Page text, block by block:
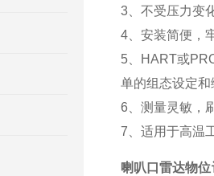
3、不受压力变
4、安装简便，
5、HART或
单的组态设定
6、测量灵敏，
7、适用于高温
喇叭口雷达物位